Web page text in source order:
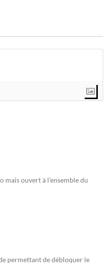
mais ouvert à l’ensemble du
permettant de débloquer le